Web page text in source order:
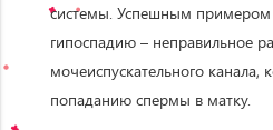
системы. Успешным
гипоспадию – неправильное
мочеиспускательного канала,
попаданию спермы в матку.